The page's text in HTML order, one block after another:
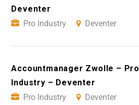
Deventer
Pro Industry
Deventer
Accountmanager Zwolle – Pro
Industry – Deventer
Pro Industry
Deventer